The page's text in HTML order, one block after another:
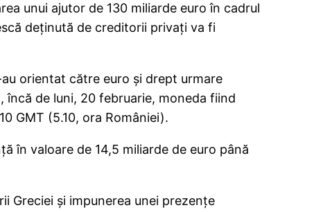
unui ajutor de 130 miliarde euro în cadrul
deţinută de creditorii privaţi va fi
orientat către euro şi drept urmare
de luni, 20 februarie, moneda fiind
GMT (5.10, ora României).
în valoare de 14,5 miliarde de euro până
Greciei şi impunerea unei prezenţe